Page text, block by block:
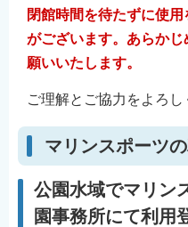
閉館時間を待たずに使
がございます。あらか
願いいたします。
ご理解とご協力をよろし
マリンスポーツ
公園水域でマリン
園事務所にて利用